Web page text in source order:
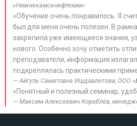
«Нижнекамскнефтехим»
«Обучение очень понравилось. Я
был для меня очень полезен. В
закрепила уже имеющиеся знания,
нового. Особенно хочу отметить
преподавателя, информация
подкреплялась практическими
Айгуль Саматовна Ишдавлетова, ООО
«Понятный и полезный семинар,
Максим Алексеевич Кораблёв,